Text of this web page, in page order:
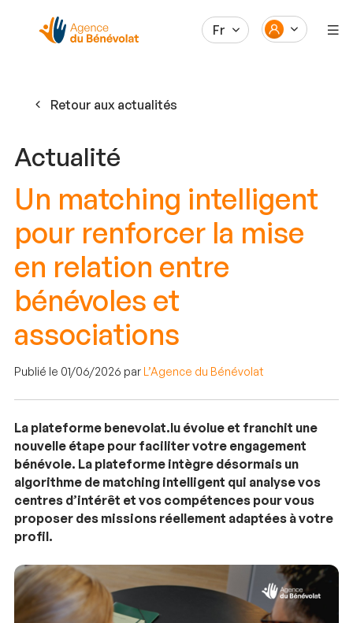
Fr
Retour aux actualités
Actualité
Un matching intelligent
pour renforcer la mise
en relation entre
bénévoles et
associations
Publié le 01/06/2026 par L’Agence du Bénévolat
La plateforme benevolat.lu évolue et franchit une
nouvelle étape pour faciliter votre engagement
bénévole. La plateforme intègre désormais un
algorithme de matching intelligent qui analyse vos
centres d’intérêt et vos compétences pour vous
proposer des missions réellement adaptées à votre
profil.